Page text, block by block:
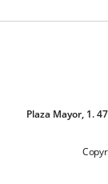
Plaza Mayor, 1.